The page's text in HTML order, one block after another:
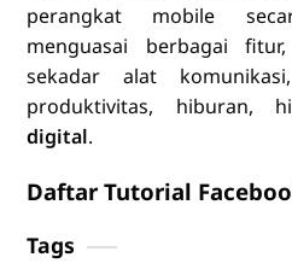
perangkat mobile
menguasai berbagai
sekadar alat
produktivitas, hiburan,
digital.
Daftar Tutorial
Tags